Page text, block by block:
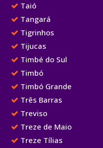
Taió
Tangará
Tigrinhos
Tijucas
Timbé do Sul
Timbó
Timbó Grande
Três Barras
Treviso
Treze de Maio
Treze Tílias